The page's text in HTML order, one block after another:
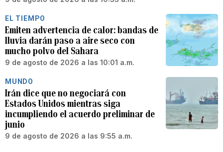
EL TIEMPO
Emiten advertencia de calor: bandas de
lluvia darán paso a aire seco con
mucho polvo del Sahara
9 de agosto de 2026 a las 10:01 a.m.
MUNDO
Irán dice que no negociará con
Estados Unidos mientras siga
incumpliendo el acuerdo preliminar de
junio
9 de agosto de 2026 a las 9:55 a.m.